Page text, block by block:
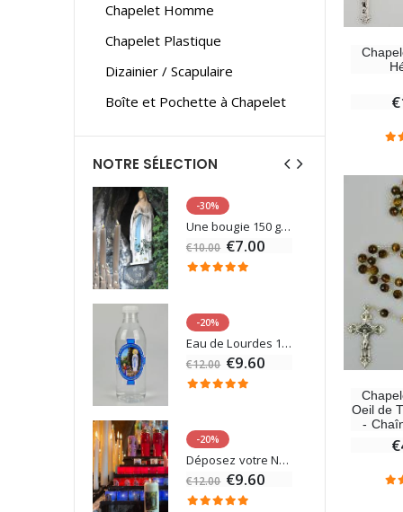
Oeil de
-
Chapelet Homme
Chapelet Plastique
Dizainier / Scapulaire
Boîte et Pochette à Chapelet
NOTRE SÉLECTION
-30%
Une bougie 150 gr et votre Prière déposées à Lourdes
€10.00 €7.00
-20%
Eau de Lourdes 1 Litre
€12.00 €9.60
-20%
Déposez votre Neuvaine à Lourdes
€12.00 €9.60